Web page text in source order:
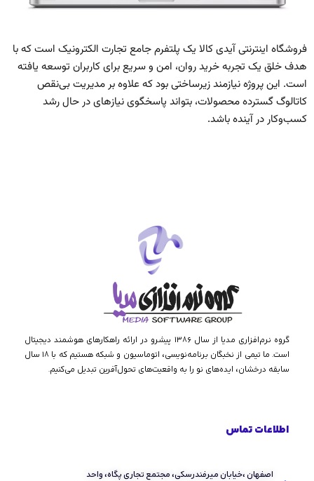
فروشگاه اینترنتی آیدی کالا یک پلتفرم جامع تجارت الکترونیک است که با
هدف خلق یک تجربه خرید روان، امن و سریع برای کاربران توسعه یافته
است. این پروژه نیازمند زیرساختی بود که علاوه بر مدیریت بی‌نقص
کاتالوگ گسترده محصولات، بتواند پاسخگوی نیازهای در حال رشد
کسب‌وکار در آینده باشد.
گروه نرم‌افزاری مدیا از سال ۱۳۸۶ پیشرو در ارائه راهکارهای هوشمند دیجیتال
است. ما تیمی از نخبگان برنامه‌نویسی، اتوماسیون و شبکه هستیم که با ۱۸ سال
سابقه درخشان، ایده‌های نو را به واقعیت‌های تحول‌آفرین تبدیل می‌کنیم.
اطلاعات تماس
اصفهان ،خیابان میرفندرسکی، مجتمع تجاری پگاه، واحد